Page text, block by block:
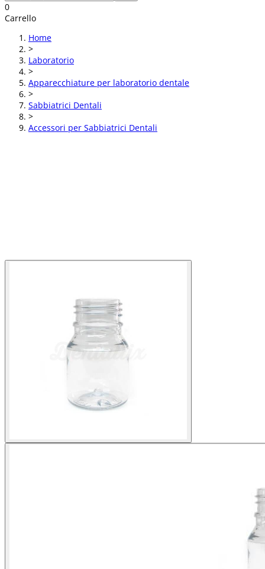
0
Carrello
Home
>
Laboratorio
>
Apparecchiature per laboratorio dentale
>
Sabbiatrici Dentali
>
Accessori per Sabbiatrici Dentali